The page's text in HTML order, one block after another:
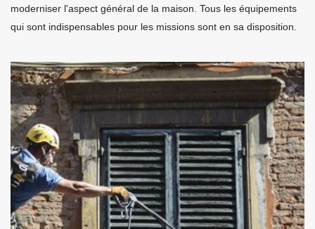
moderniser l'aspect général de la maison. Tous les équipements
qui sont indispensables pour les missions sont en sa disposition.